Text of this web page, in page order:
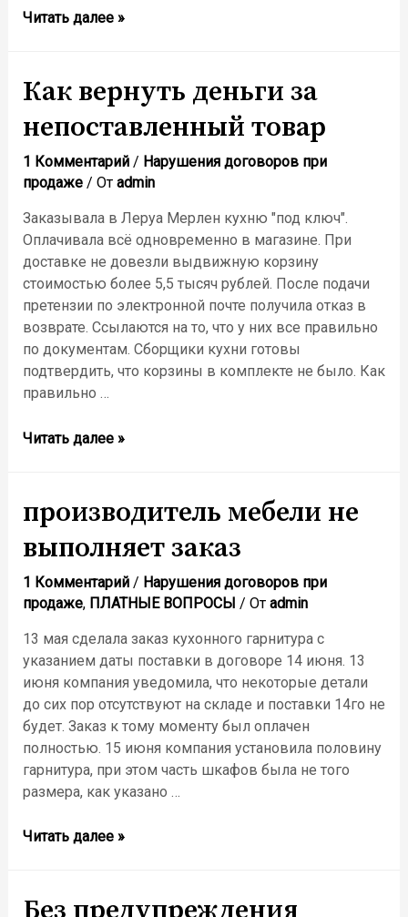
Читать далее »
Как вернуть деньги за
непоставленный товар
1 Комментарий / Нарушения договоров при
продаже/ От admin
Заказывала в Леруа Мерлен кухню "под ключ".
Оплачивала всё одновременно в магазине. При
доставке не довезли выдвижную корзину
стоимостью более 5,5 тысяч рублей. После подачи
претензии по электронной почте получила отказ в
возврате. Ссылаются на то, что у них все правильно
по документам. Сборщики кухни готовы
подтвердить, что корзины в комплекте не было. Как
правильно …
Читать далее »
производитель мебели не
выполняет заказ
1 Комментарий / Нарушения договоров при
продаже, ПЛАТНЫЕ ВОПРОСЫ / От admin
13 мая сделала заказ кухонного гарнитура с
указанием даты поставки в договоре 14 июня. 13
июня компания уведомила, что некоторые детали
до сих пор отсутствуют на складе и поставки 14го не
будет. Заказ к тому моменту был оплачен
полностью. 15 июня компания установила половину
гарнитура, при этом часть шкафов была не того
размера, как указано …
Читать далее »